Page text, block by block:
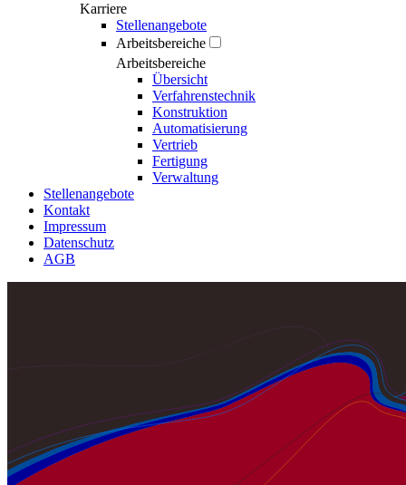
Karriere
Stellenangebote
Arbeitsbereiche
Arbeitsbereiche
Übersicht
Verfahrenstechnik
Konstruktion
Automatisierung
Vertrieb
Fertigung
Verwaltung
Stellenangebote
Kontakt
Impressum
Datenschutz
AGB